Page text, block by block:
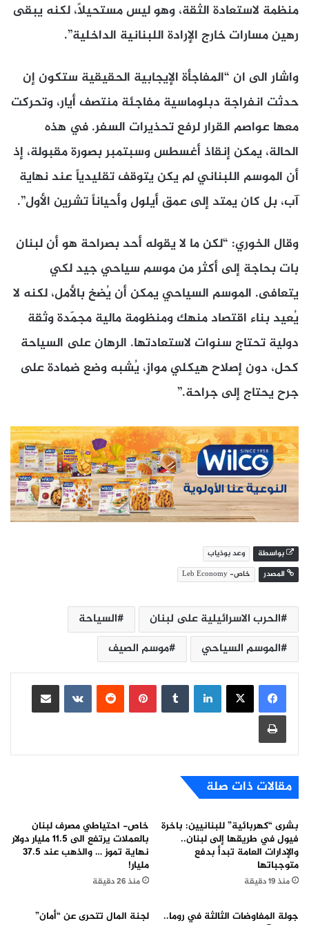
منظمة لاستعادة الثقة، وهو ليس مستحيلاً، لكنه يبقى
رهين مسارات خارج الإرادة اللبنانية الداخلية”.
واشار الى ان “المفاجأة الإيجابية الحقيقية ستكون إن
حدثت انفراجة دبلوماسية مفاجئة منتصف أيار، وتحركت
معها عواصم القرار لرفع تحذيرات السفر. في هذه
الحالة، يمكن إنقاذ أغسطس وسبتمبر بصورة مقبولة، إذ
أن الموسم اللبناني لم يكن يتوقف تقليدياً عند نهاية
آب، بل كان يمتد إلى عمق أيلول وأحياناً تشرين الأول”.
وقال الخوري: “لكن ما لا يقوله أحد بصراحة هو أن لبنان
بات بحاجة إلى أكثر من موسم سياحي جيد لكي
يتعافى. الموسم السياحي يمكن أن يُضخ بالأمل، لكنه لا
يُعيد بناء اقتصاد منهك ومنظومة مالية مجمّدة وثقة
دولية تحتاج سنوات لاستعادتها. الرهان على السياحة
كحل، دون إصلاح هيكلي موازٍ، يُشبه وضع ضمادة على
جرح يحتاج إلى جراحة.”
بواسطة
وعد بوذياب
المصدر
خاص- Leb Economy
الحرب الاسرائيلية على لبنان
السياحة
الموسم السياحي
موسم الصيف
لينكدإن بينتيريست
مشاركة عبر البريد
طباعة
مقالات ذات صلة
بشرى “كهربائية” للبنانيين: باخرة
فيول في طريقها إلى لبنان..
والإدارات العامة تبدأ بدفع
متوجباتها
منذ 19 دقيقة
خاص- احتياطي مصرف لبنان
بالعملات يرتفع الى 11.5 مليار دولار
نهاية تموز … والذهب عند 37.5
مليار!
منذ 26 دقيقة
جولة المفاوضات الثالثة في روما..
لجنة المال تتحرى عن “أمان”